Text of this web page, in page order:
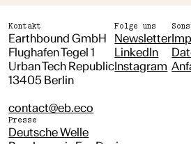
Kontakt
Earthbound GmbH
Flughafen Tegel 1
Urban Tech Republic
13405 Berlin
contact@eb.eco
Folge uns
Newsletter
LinkedIn
Instagram
Presse
Deutsche Welle